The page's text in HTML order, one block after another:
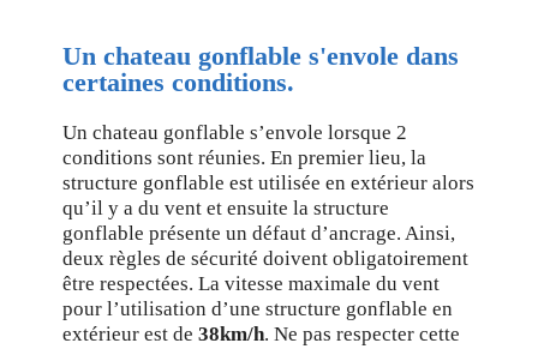
Un chateau gonflable s'envole dans
certaines conditions.
Un chateau gonflable s’envole lorsque 2
conditions sont réunies. En premier lieu, la
structure gonflable est utilisée en extérieur alors
qu’il y a du vent et ensuite la structure
gonflable présente un défaut d’ancrage. Ainsi,
deux règles de sécurité doivent obligatoirement
être respectées. La vitesse maximale du vent
pour l’utilisation d’une structure gonflable en
extérieur est de38km/h. Ne pas respecter cette